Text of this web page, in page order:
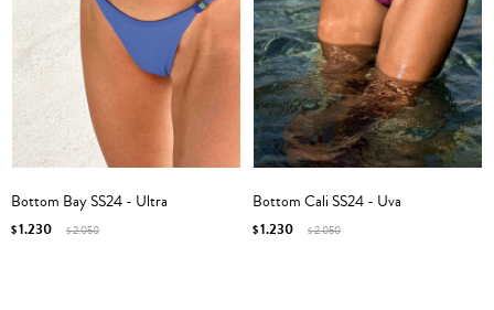
Bottom Bay SS24 - Ultra
$1.230 $2.050
Bottom Cali SS24 - Uva
$1.230 $2.050